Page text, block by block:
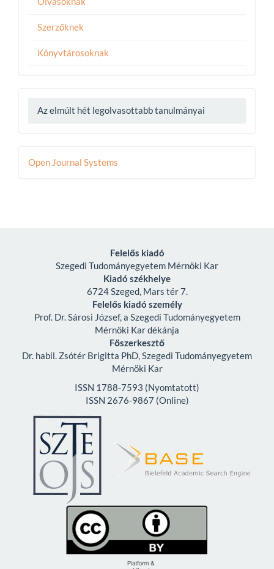
Szerzőknek
Könyvtárosoknak
Az elmúlt hét legolvasottabb tanulmányai
Developed
Open Journal Systems
Felelős kiadó
Szegedi Tudományegyetem Mérnöki Kar
Kiadó székhelye
6724 Szeged, Mars tér 7.
Felelős kiadó személy
Prof. Dr. Sárosi József, a Szegedi Tudományegyetem
Mérnöki Kar dékánja
Főszerkesztő
Dr. habil. Zsótér Brigitta PhD, Szegedi Tudományegyetem
Mérnöki Kar
ISSN 1788-7593 (Nyomtatott)
ISSN 2676-9867 (Online)